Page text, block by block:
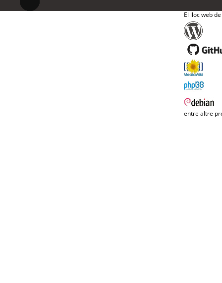
El lloc web
entre altre